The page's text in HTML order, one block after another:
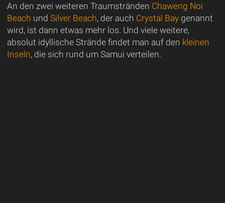
An den zwei weiteren Traumstränden Chaweng Noi
Beach und Silver Beach, der auch Crystal Baygenannt
wird, ist dann etwas mehr los. Und viele weitere,
absolut idyllische Strände findet man auf den kleinen
Inseln, die sich rund um Samui verteilen.